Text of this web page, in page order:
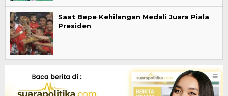
Saat Bepe Kehilangan Medali Juara Piala
Presiden